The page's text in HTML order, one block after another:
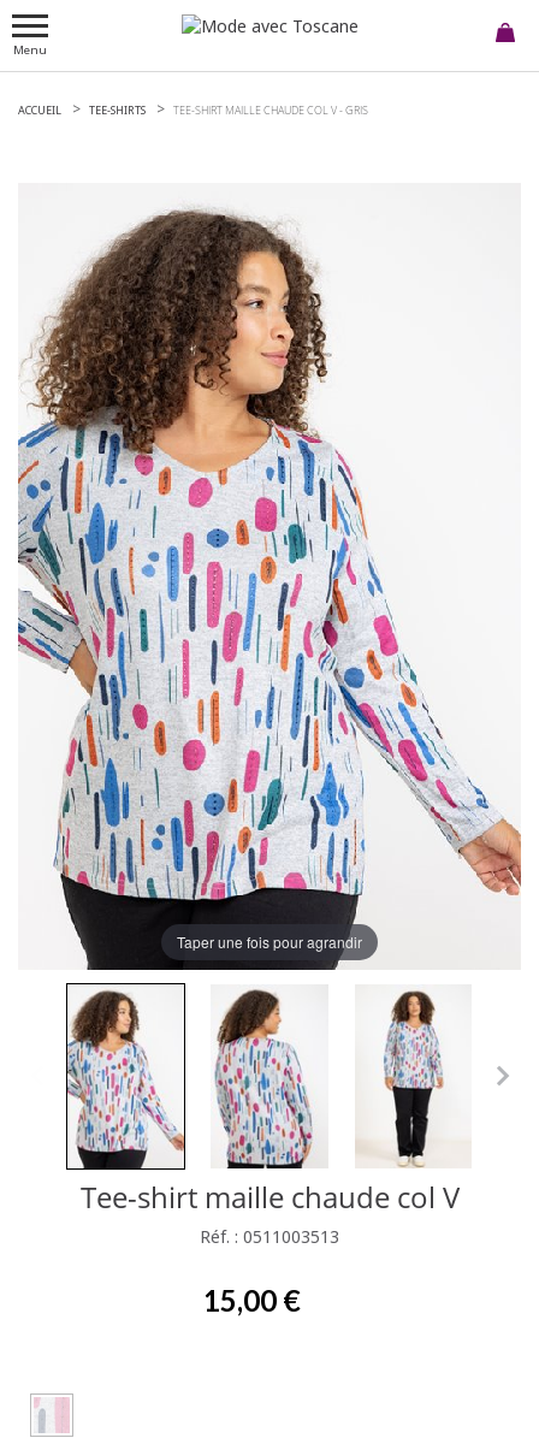
Menu
ACCUEIL TEE-SHIRTS TEE-SHIRT MAILLE CHAUDE COL V -GRIS
Taper une fois pour agrandir
Tee-shirt maille chaude col V
Réf. : 0511003513
15,00 €